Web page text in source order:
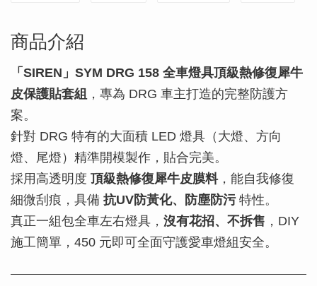
商品介紹
「SIREN」SYM DRG 158 全車燈具頂級熱修復犀牛
皮保護貼套組 ，專為 DRG 車主打造的完整防護方
案。
針對 DRG 特有的大面積 LED 燈具（大燈、方向
燈、尾燈）精準開模製作，貼合完美。
採用高透明度 頂級熱修復犀牛皮膜料，能自我修復
細微刮痕，具備 抗UV防黃化、防塵防污特性。
真正一組包全車左右燈具， 沒有花招、不拆售 ，DIY
施工簡單，450 元即可全面守護愛車燈組安全。